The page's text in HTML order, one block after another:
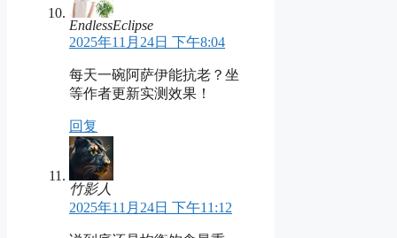
EndlessEclipse
2025年11月24日 下午8:04
每天一碗阿萨伊能抗老？坐
等作者更新实测效果！
回复
竹影人
2025年11月24日 下午11:12